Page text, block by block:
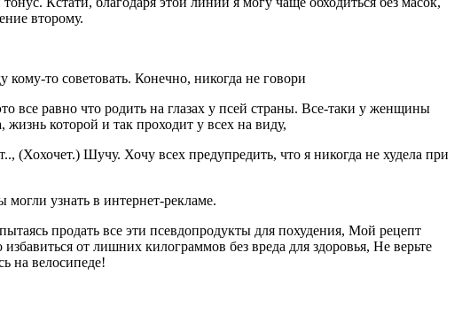
второму.
кому-то советовать. Конечно, никогда не говори
все равно что родить на гла­зах у псей страны. Все-таки у женщины
которой и так проходит у всех на виду,
(Хохочет.) Шучу. Хочу всех предупредить, что я никогда не худела при
узнать в интернет-рекламе.
продать все эти псевдо­продукты для похудения, Мой рецепт
от лишних кило­граммов без вреда для здоро­вья, Не верьте
на велосипеде!